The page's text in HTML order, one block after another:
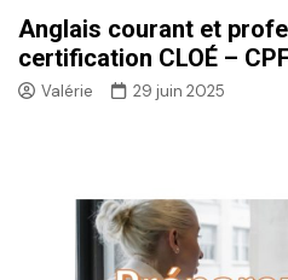
Anglais courant et
certification CLOÉ –
Valérie 29 juin 2025